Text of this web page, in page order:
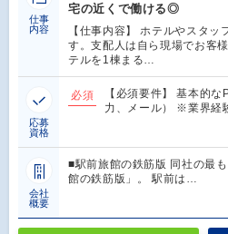
仕事
内容
宅の近くで働ける◎
【仕事内容】 ホテルやスタ
す。支配人は自ら現場でお客
テルを1棟まる…
応募
資格
必須
【必須要件】 基本的
力、メール） ※業界経
会社
概要
■駅前旅館の鉄筋版 同社の最
館の鉄筋版」。 駅前は…